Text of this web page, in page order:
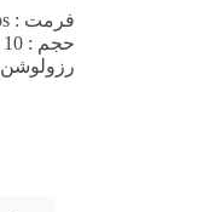
فرمت : Eps
حجم : 10 MB
رزولوشن